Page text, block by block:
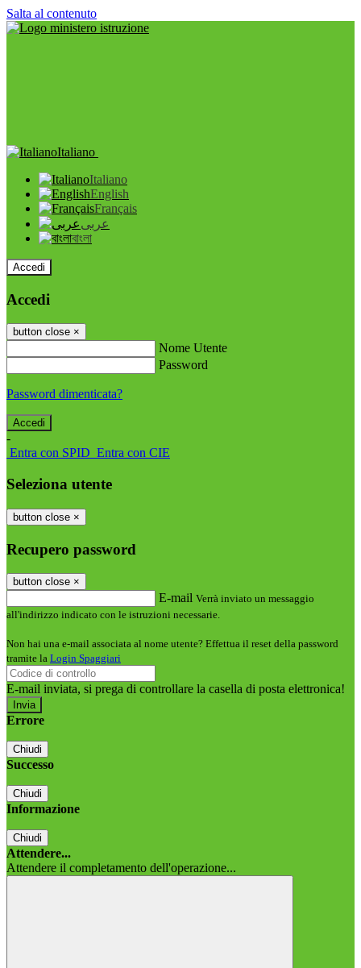
Salta al contenuto
Italiano
Italiano
English
Français
عربى
বাংলা
Accedi
Accedi
button close ×
Nome Utente
Password
Password dimenticata?
-
Entra con SPID Entra con CIE
Seleziona utente
button close ×
Recupero password
button close ×
E-mail Verrà inviato un messaggio
all'indirizzo indicato con le istruzioni necessarie.
Non hai una e-mail associata al nome utente? Effettua il reset della password
tramite la Login Spaggiari
E-mail inviata, si prega di controllare la casella di posta elettronica!
Errore
Chiudi
Successo
Chiudi
Informazione
Chiudi
Attendere...
Attendere il completamento dell'operazione...